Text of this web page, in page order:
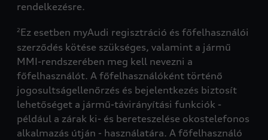
rendelkezésre.
2Ez esetben myAudi regisztráció és főfelhasználói
szerződés kötése szükséges, valamint a jármű
MMI-rendszerében meg kell nevezni a
főfelhasználót. A főfelhasználóként történő
jogosultságellenőrzés és bejelentkezés biztosít
lehetőséget a jármű-távirányítási funkciók -
például a zárak ki- és bereteszelése okostelefonos
alkalmazás útján - használatára. A főfelhasználó